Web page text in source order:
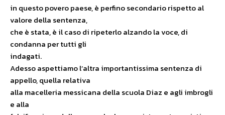
in questo povero paese, è perfino secondario rispetto al
valore della sentenza,
che è stata, è il caso di ripeterlo alzando la voce, di
condanna per tutti gli
indagati.
Adesso aspettiamo l’altra importantissima sentenza di
appello, quella relativa
alla macelleria messicana della scuola Diaz e agli imbrogli
e alla